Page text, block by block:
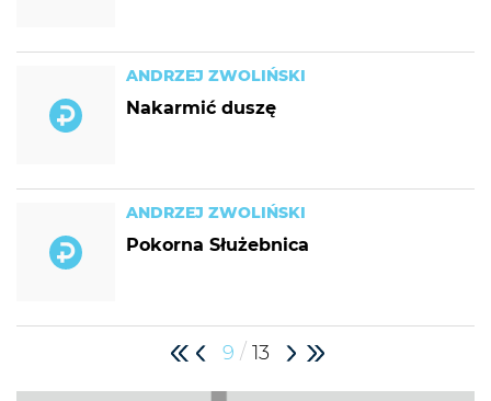
ANDRZEJ ZWOLIŃSKI
Nakarmić duszę
ANDRZEJ ZWOLIŃSKI
Pokorna Służebnica
9 / 13